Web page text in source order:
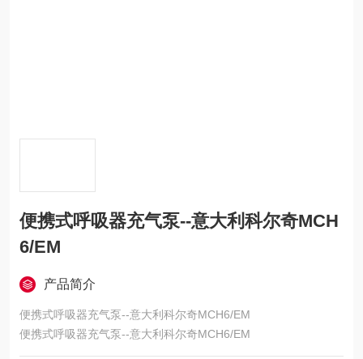
便携式呼吸器充气泵--意大利科尔奇MCH
6/EM
产品简介
便携式呼吸器充气泵--意大利科尔奇MCH6/EM
便携式呼吸器充气泵--意大利科尔奇MCH6/EM